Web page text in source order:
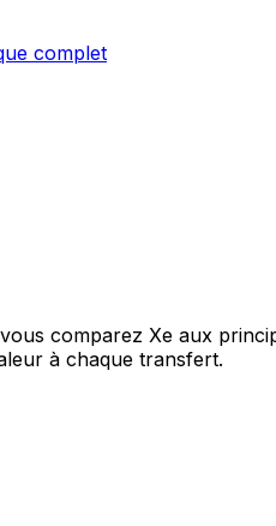
complet
comparez Xe aux
à chaque transfert.